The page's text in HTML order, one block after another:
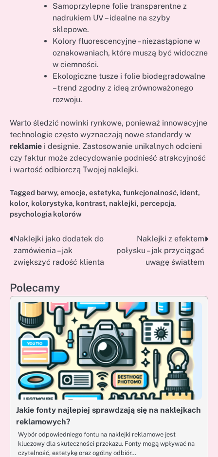
Samoprzylepne folie transparentne z
nadrukiem UV – idealne na szyby
sklepowe.
Kolory fluorescencyjne – niezastąpione w
oznakowaniach, które muszą być widoczne
w ciemności.
Ekologiczne tusze i folie biodegradowalne
– trend zgodny z ideą zrównoważonego
rozwoju.
Warto śledzić nowinki rynkowe, ponieważ innowacyjne
technologie często wyznaczają nowe standardy w
reklamie i designie. Zastosowanie unikalnych odcieni
czy faktur może zdecydowanie podnieść atrakcyjność
i wartość odbiorczą Twojej naklejki.
Tagged barwy, emocje, estetyka, funkcjonalność, ident,
kolor, kolorystyka, kontrast, naklejki, percepcja,
psychologia kolorów
Nawigacja
wpisu
Naklejki jako dodatek do
zamówienia – jak
zwiększyć radość klienta
Naklejki z efektem
połysku – jak przyciągać
uwagę światłem
Polecamy
Jakie fonty najlepiej sprawdzają się na naklejkach
reklamowych?
Wybór odpowiedniego fontu na naklejki reklamowe jest
kluczowy dla skuteczności przekazu. Fonty mogą wpływać na
czytelność, estetykę oraz ogólny odbiór…